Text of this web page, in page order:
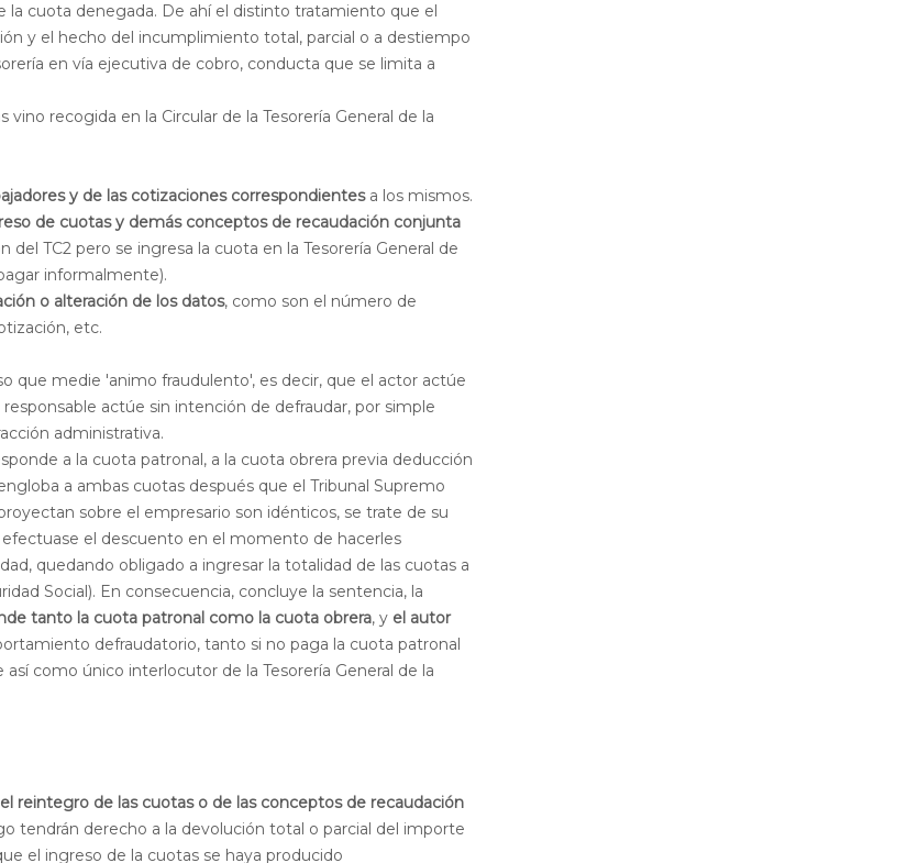
la cuota denegada. De ahí el distinto tratamiento que el
y el hecho del incumplimiento total, parcial o a destiempo
en vía ejecutiva de cobro, conducta que se limita a
recogida en la Circular de la Tesorería General de la
y de las cotizaciones correspondientesa los mismos.
de cuotas y demás conceptos de recaudación conjunta
TC2 pero se ingresa la cuota en la Tesorería General de
informalmente).
o alteración de los datos, como son el número de
etc.
que medie 'animo fraudulento', es decir, que el actor actúe
actúe sin intención de defraudar, por simple
administrativa.
a la cuota patronal, a la cuota obrera previa deducción
a ambas cuotas después que el Tribunal Supremo
sobre el empresario son idénticos, se trate de su
el descuento en el momento de hacerles
quedando obligado a ingresar la totalidad de las cuotas a
Social). En consecuencia, concluye la sentencia, la
tanto la cuota patronal como la cuota obrera, y el autor
defraudatorio, tanto si no paga la cuota patronal
como único interlocutor de la Tesorería General de la
reintegro de las cuotas o de las conceptos de recaudación
tendrán derecho a la devolución total o parcial del importe
el ingreso de la cuotas se haya producido